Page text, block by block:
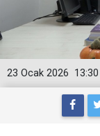
13:30
23 Ocak 2026